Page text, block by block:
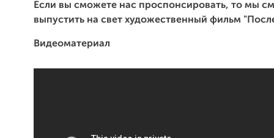
Если вы сможете нас проспонсировать, то мы
выпустить на свет художественный фильм
Видеоматериал